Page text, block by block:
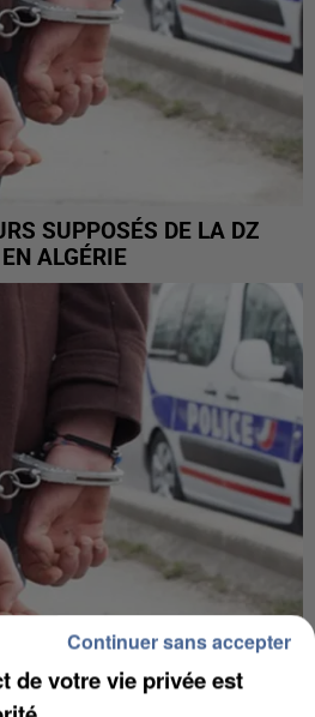
SUPPOSÉS DE LA DZ
ALGÉRIE
DE LA DZ MAFIA
de votre vie privée est
Continuer sans accepter